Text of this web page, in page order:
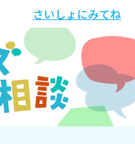
さいしょにみてね